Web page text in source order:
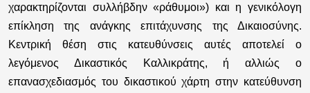
χαρακτηρίζονται συλλήβδην «ράθυμοι») και η γενικόλογη
επίκληση της ανάγκης επιτάχυνσης της Δικαιοσύνης.
Κεντρική θέση στις κατευθύνσεις αυτές αποτελεί ο
λεγόμενος Δικαστικός Καλλικράτης, ή αλλιώς ο
επανασχεδιασμός του δικαστικού χάρτη στην κατεύθυνση